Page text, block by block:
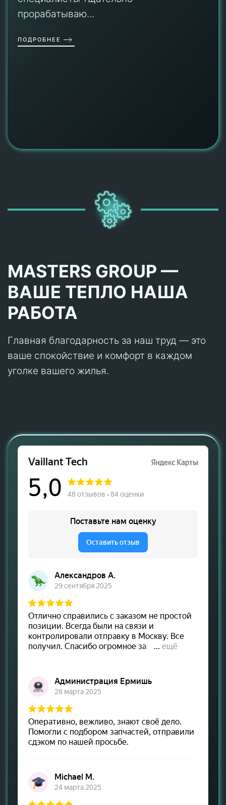
прорабатываю...
ПОДРОБНЕЕ
MASTERS GROUP —
ВАШЕ ТЕПЛО НАША
РАБОТА
Главная благодарность за наш труд — это
ваше спокойствие и комфорт в каждом
уголке вашего жилья.